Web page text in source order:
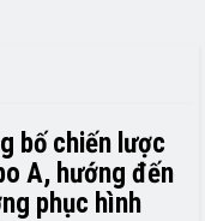
bố chiến lược
A, hướng đến
phục hình